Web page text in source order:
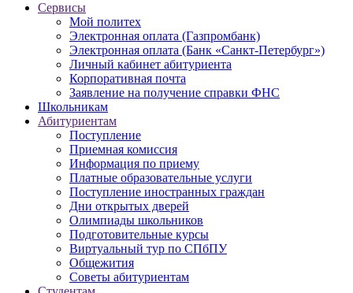
Сервисы
Мой политех
Электронная оплата (Газпромбанк)
Электронная оплата (Банк «Санкт-Петербург»)
Личный кабинет абитуриента
Корпоративная почта
Заявление на получение справки ФНС
Школьникам
Абитуриентам
Поступление
Приемная комиссия
Информация по приему
Платные образовательные услуги
Поступление иностранных граждан
Дни открытых дверей
Олимпиады школьников
Подготовительные курсы
Виртуальный тур по СПбПУ
Общежития
Советы абитуриентам